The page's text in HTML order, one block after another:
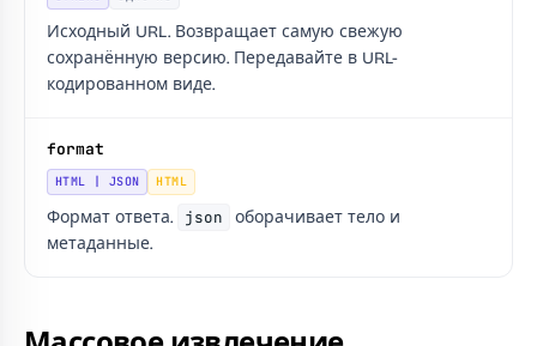
Исходный URL. Возвращает самую свежую
сохранённую версию. Передавайте в URL-
кодированном виде.
format
HTML | JSON HTML
Формат ответа. json
оборачивает тело и
метаданные.